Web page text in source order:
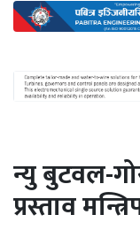
ऊर्जा
दक्षता
खबर
हरित
न्यु बुटवल-
प्रस्ताव